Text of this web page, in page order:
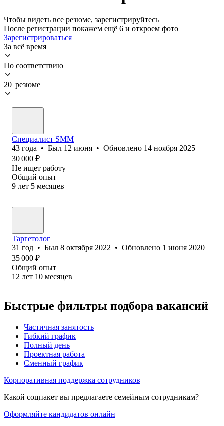
Чтобы видеть все резюме, зарегистрируйтесь
После регистрации покажем ещё 6 и откроем фото
Зарегистрироваться
За всё время
По соответствию
20 резюме
Специалист SMM
43 года • Был 12 июня • Обновлено 14 ноября 2025
30 000 ₽
Не ищет работу
Общий опыт
9 лет 5 месяцев
Таргетолог
31 год • Был 8 октября 2022 • Обновлено 1 июня 2020
35 000 ₽
Общий опыт
12 лет 10 месяцев
Быстрые фильтры подбора вакансий
Частичная занятость
Гибкий график
Полный день
Проектная работа
Сменный график
Корпоративная поддержка сотрудников
Какой соцпакет вы предлагаете семейным сотрудникам?
Оформляйте кандидатов онлайн